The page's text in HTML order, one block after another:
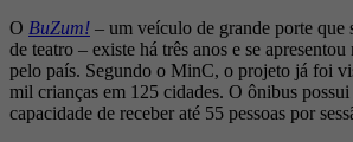
O BuZum! – um veículo de grande porte que
de teatro – existe há três anos e se
pelo país. Segundo o MinC, o projeto já foi
mil crianças em 125 cidades. O ônibus
capacidade de receber até 55 pessoas por